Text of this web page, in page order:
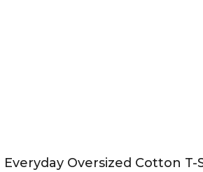
Everyday Oversized Cotton